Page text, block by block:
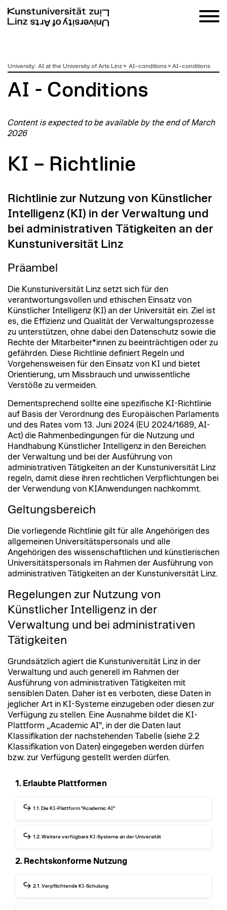
zumUniversity: AI at the University of Arts Linz> AI–conditions> AI–conditions
AI - Conditions
Content is expected to be available by the end of March
2026
KI – Richtlinie
Richtlinie zur Nutzung von Künstlicher
Intelligenz (KI) in der Verwaltung und
bei administrativen Tätigkeiten an der
Kunstuniversität Linz
Präambel
Die Kunstuniversität Linz setzt sich für den
verantwortungsvollen und ethischen Einsatz von
Künstlicher Intelligenz (KI) an der Universität ein. Ziel ist
es, die Effizienz und Qualität der Verwaltungsprozesse
zu unterstützen, ohne dabei den Datenschutz sowie die
Rechte der Mitarbeiter*innen zu beeinträchtigen oder zu
gefährden. Diese Richtlinie definiert Regeln und
Vorgehensweisen für den Einsatz von KI und bietet
Orientierung, um Missbrauch und unwissentliche
Verstöße zu vermeiden.
Dementsprechend sollte eine spezifische KI-Richtlinie
auf Basis der Verordnung des Europäischen Parlaments
und des Rates vom 13. Juni 2024 (EU 2024/1689, AI-
Act) die Rahmenbedingungen für die Nutzung und
Handhabung Künstlicher Intelligenz in den Bereichen
der Verwaltung und bei der Ausführung von
administrativen Tätigkeiten an der Kunstuniversität Linz
regeln, damit diese ihren rechtlichen Verpflichtungen bei
der Verwendung von KIAnwendungen nachkommt.
Geltungsbereich
Die vorliegende Richtlinie gilt für alle Angehörigen des
allgemeinen Universitätspersonals und alle
Angehörigen des wissenschaftlichen und künstlerischen
Universitätspersonals im Rahmen der Ausführung von
administrativen Tätigkeiten an der Kunstuniversität Linz.
Regelungen zur Nutzung von
Künstlicher Intelligenz in der
Verwaltung und bei administrativen
Tätigkeiten
Grundsätzlich agiert die Kunstuniversität Linz in der
Verwaltung und auch generell im Rahmen der
Ausführung von administrativen Tätigkeiten mit
sensiblen Daten. Daher ist es verboten, diese Daten in
jeglicher Art in KI-Systeme einzugeben oder diesen zur
Verfügung zu stellen. Eine Ausnahme bildet die KI-
Plattform „Academic AI“, in der die Daten laut
Klassifikation der nachstehenden Tabelle (siehe 2.2
Klassifikation von Daten) eingegeben werden dürfen
bzw. zur Verfügung gestellt werden dürfen.
1. Erlaubte Plattformen
1.1. Die KI-Plattform “Academic AI”
Mitarbeiter*innen eine KI-Plattform zur Verfügung,
Plattform, auch Academic AI genannt, stellt
aufgrund ihrer Architektur sicher, dass die
Dokumente von Mitarbeiter*innen nicht für
1.2. Weitere verfügbare KI-Systeme an der Universität
mittlerweile KI-Funktionen integriert. Diese lassen
Systemen entfernen oder deaktivieren. Bei der
2. Rechtskonforme Nutzung
2.1. Verpflichtende KI-Schulung